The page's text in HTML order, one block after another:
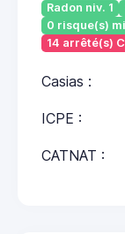
Radon niv. 1
0 risque(s)
14 arrêté(s)
Casias :
ICPE :
CATNAT :